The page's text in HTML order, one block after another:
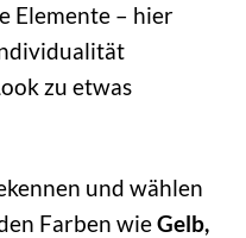
Elemente – hier
zu etwas
und wählen
Farben wieGelb,